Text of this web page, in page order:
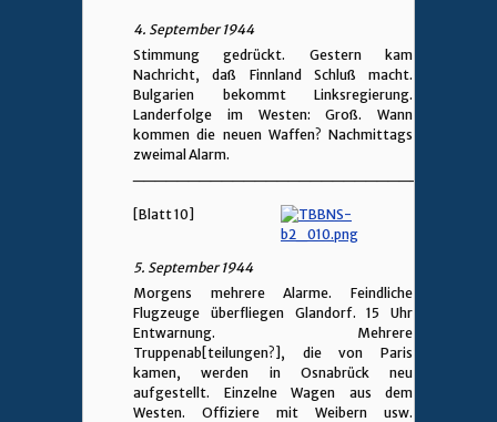
4. September 1944
Stimmung gedrückt. Gestern kam
Nachricht, daß Finnland Schluß macht.
Bulgarien bekommt Linksregierung.
Landerfolge im Westen: Groß. Wann
kommen die neuen Waffen? Nachmittags
zweimal Alarm.
[Blatt 10]
5. September 1944
Morgens mehrere Alarme. Feindliche
Flugzeuge überfliegen Glandorf. 15 Uhr
Entwarnung. Mehrere
Truppenab[teilungen?], die von Paris
kamen, werden in Osnabrück neu
aufgestellt. Einzelne Wagen aus dem
Westen. Offiziere mit Weibern usw.